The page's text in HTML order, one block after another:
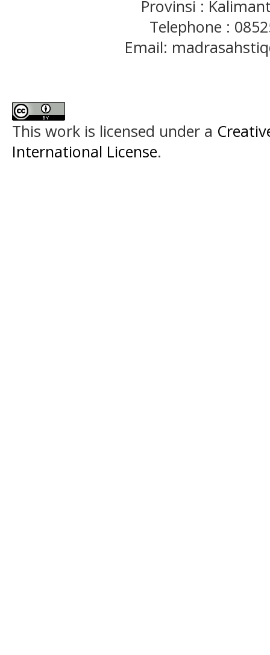
Provinsi :
Telephone :
Email:
This work is licensed under a
International License.